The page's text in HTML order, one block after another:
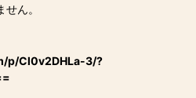
ん。
p/Cl0v2DHLa-3/?